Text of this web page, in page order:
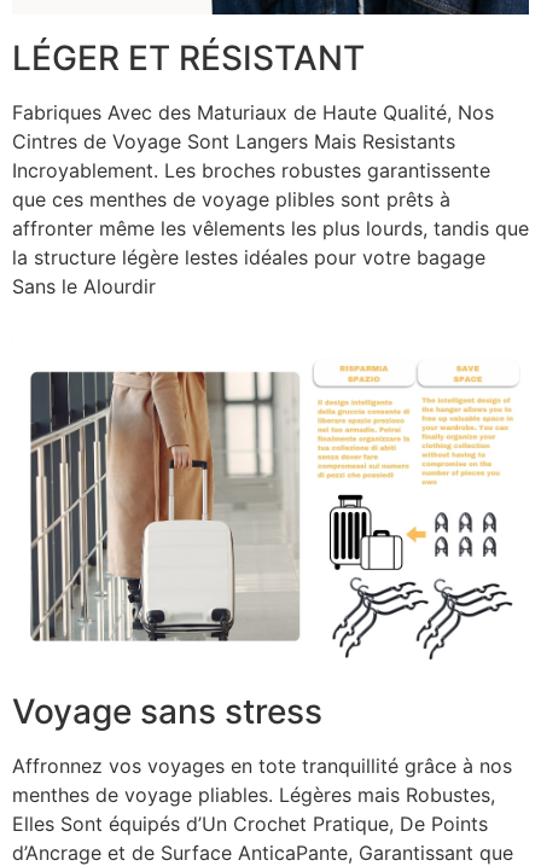
LÉGER ET RÉSISTANT
Fabriques Avec des Maturiaux de Haute Qualité, Nos
Cintres de Voyage Sont Langers Mais Resistants
Incroyablement. Les broches robustes garantissente
que ces menthes de voyage plibles sont prêts à
affronter même les vêlements les plus lourds, tandis que
la structure légère lestes idéales pour votre bagage
Sans le Alourdir
Voyage sans stress
Affronnez vos voyages en tote tranquillité grâce à nos
menthes de voyage pliables. Légères mais Robustes,
Elles Sont équipés d’Un Crochet Pratique, De Points
d’Ancrage et de Surface AnticaPante, Garantissant que